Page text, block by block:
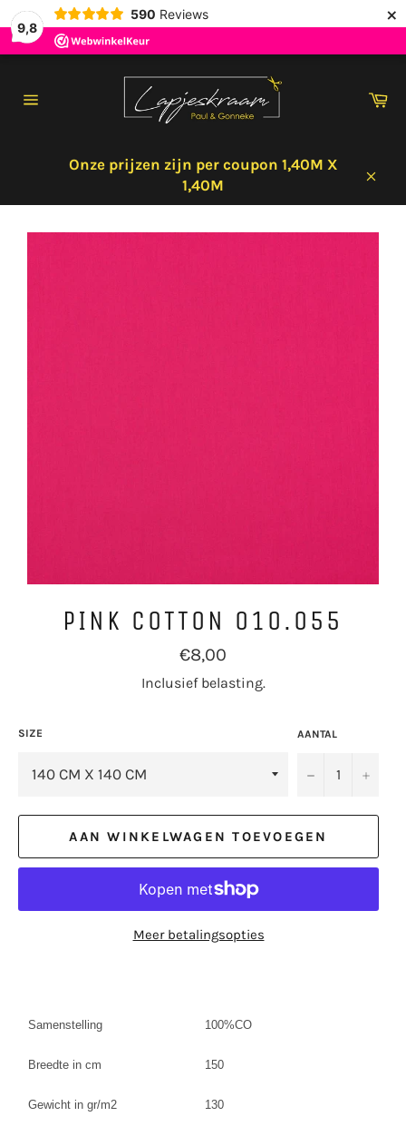
9,8
590 Reviews ×
Onze prijzen zijn per coupon 1,40M X
1,40M
PINK COTTON 010.055
Normale
prijs
€8,00
Inclusief belasting.
SIZE AANTAL
− +
AAN WINKELWAGEN TOEVOEGEN
Meer betalingsopties
Samenstelling 100%CO
Breedte in cm 150
Gewicht in gr/m2 130